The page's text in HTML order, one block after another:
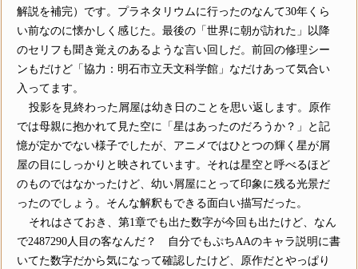
解説を補完）です。プラネタリウムに行ったのなんて30年くら
い前なのに懐かしく感じた。最後の「世界に朝が訪れた」以降
のセリフも聞き覚えのあるような言い回しだ。前回の修理シー
ンもだけど「協力：明石市立天文科学館」なだけあって気合い
入ってます。
投影を見終わった屑屋は幼き日のことを思い返します。原作
では母親に抱かれて見た空に「星はあったのだろうか？」と記
憶が定かでない様子でしたが、アニメではひとつの輝く星が屑
屋の目にしっかりと映されています。それは星空と呼べるほど
のものではなかったけど、幼い屑屋にとって印象に残る光景だ
ったのでしょう。そんな解釈もできる面白い描写だった。
それはさておき、第1章でも出た数字が今回も出たけど、なん
で2487290人目の客なんだ？ 自分でもぷちAAのキャラ説明に書
いてた数字だから気になって確認したけど、原作だとやっぱり